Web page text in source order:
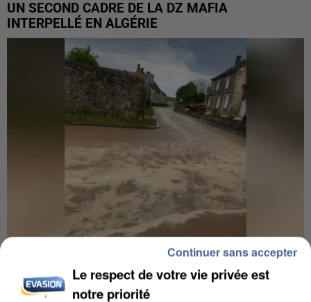
UN SECOND CADRE DE LA DZ MAFIA
INTERPELLÉ EN ALGÉRIE
UNE TOURISTE DE L’OISE EMPORTÉE PAR UNE
COULÉE DE BOUE EN HAUTE-SAVOIE
Le respect de votre vie privée est
notre priorité
Continuer sans accepter